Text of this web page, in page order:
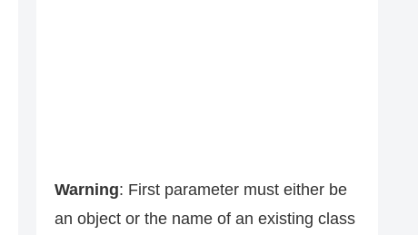
Warning: First parameter must either be
an object or the name of an existing class